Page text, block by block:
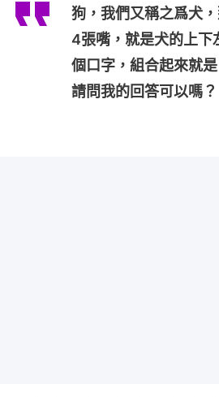
狗，我們又稱之爲犬
4張嘴，就是犬的上下
個口字，組合起來就是
請問我的回答可以嗎？